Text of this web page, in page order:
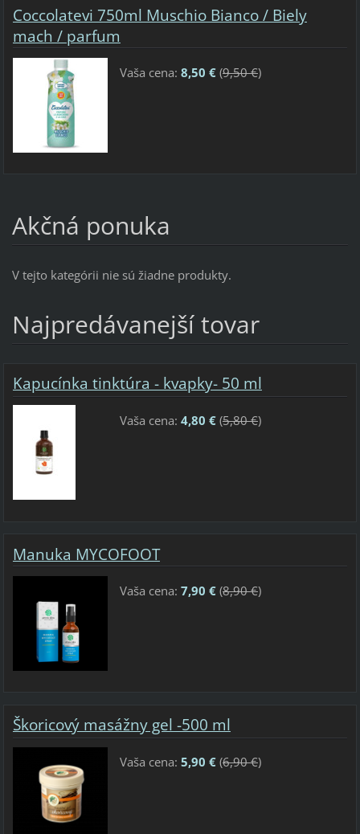
Coccolatevi 750ml Muschio Bianco / Biely
mach / parfum
Vaša cena: 8,50 €(9,50 €)
Akčná ponuka
V tejto kategórii nie sú žiadne produkty.
Najpredávanejší tovar
Kapucínka tinktúra - kvapky- 50 ml
Vaša cena: 4,80 €(5,80 €)
Manuka MYCOFOOT
Vaša cena: 7,90 €(8,90 €)
Škoricový masážny gel -500 ml
Vaša cena: 5,90 €(6,90 €)